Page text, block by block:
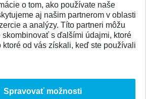
SPÄŤ NA VRCH
o tom, ako používate naše
aj našim partnerom v oblasti
a analýzy. Títo partneri môžu
skombinovať s ďalšími údajmi, ktoré
ktoré od vás získali, keď ste používali
Spravovať možnosti